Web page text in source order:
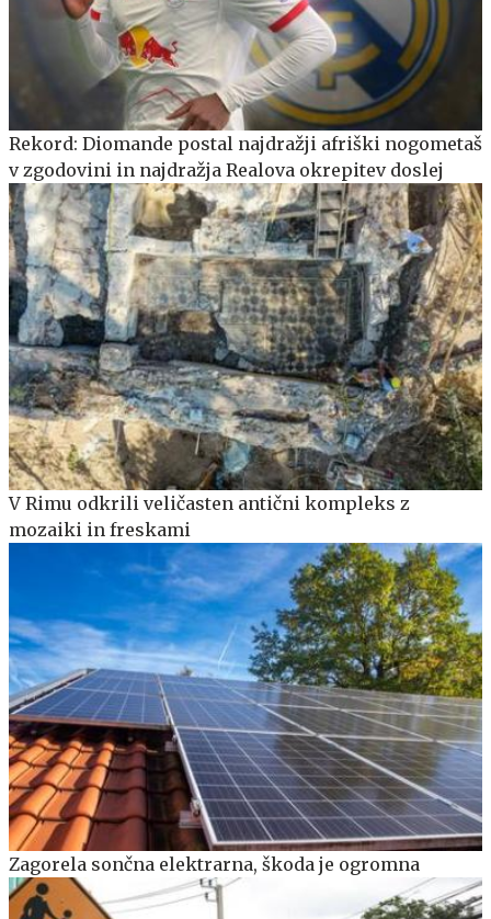
Rekord: Diomande postal najdražji afriški nogometaš
v zgodovini in najdražja Realova okrepitev doslej
V Rimu odkrili veličasten antični kompleks z
mozaiki in freskami
Zagorela sončna elektrarna, škoda je ogromna